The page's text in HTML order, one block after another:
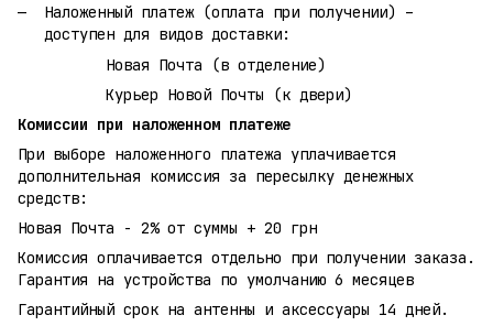
Наложенный платеж (оплата при получении) –
доступен для видов доставки:
Новая Почта (в отделение)
Курьер Новой Почты (к двери)
Комиссии при наложенном платеже
При выборе наложенного платежа уплачивается
дополнительная комиссия за пересылку денежных
средств:
Новая Почта - 2% от суммы + 20 грн
Комиссия оплачивается отдельно при получении заказа.
Гарантия на устройства по умолчанию 6 месяцев
Гарантийный срок на антенны и аксессуары 14 дней.